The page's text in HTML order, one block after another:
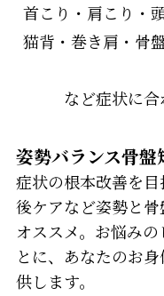
首こり・肩こり・
猫背・巻き肩・骨
など症状に合
姿勢バランス骨盤
症状の根本改善を
後ケアなど姿勢と
オススメ。お悩み
とに、あなたのお
供します。